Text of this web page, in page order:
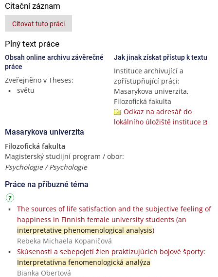
Citační záznam
Citovat tuto práci
Plný text práce
Obsah online archivu závěrečné
práce
Zveřejněno v Theses:
světu
Jak jinak získat přístup k textu
Instituce archivující a
zpřístupňující práci:
Masarykova univerzita,
Filozofická fakulta
Odkaz na adresář do
lokálního úložiště instituce
Masarykova univerzita
Filozofická fakulta
Magisterský studijní program / obor:
Psychologie / Psychologie
Práce na příbuzné téma
The sources of life satisfaction and the subjective feeling of
happiness in Finnish female university students (an
interpretative phenomenological analysis)
Rebeka Michaela Kopaničová
Skúsenosti a sebepojetí žien praktizujúcich bojové športy:
Interpretatívna fenomenologická analýza
Bianka Obertová